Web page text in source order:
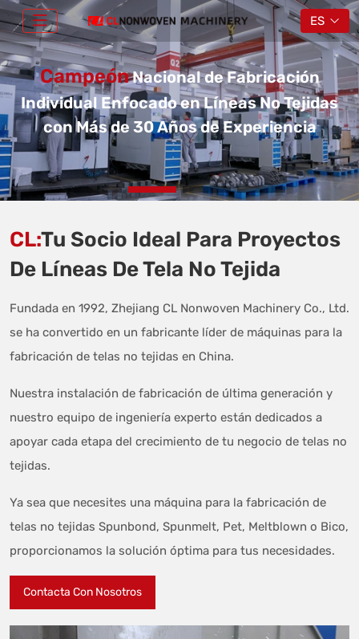
ES
CampeónNacional de Fabricación
Individual Enfocado en Líneas No Tejidas
con Más de 30 Años de Experiencia
CL:Tu Socio Ideal Para Proyectos
De Líneas De Tela No Tejida
Fundada en 1992, Zhejiang CL Nonwoven Machinery Co., Ltd.
se ha convertido en un fabricante líder de máquinas para la
fabricación de telas no tejidas en China.
Nuestra instalación de fabricación de última generación y
nuestro equipo de ingeniería experto están dedicados a
apoyar cada etapa del crecimiento de tu negocio de telas no
tejidas.
Ya sea que necesites una máquina para la fabricación de
telas no tejidas Spunbond, Spunmelt, Pet, Meltblown o Bico,
proporcionamos la solución óptima para tus necesidades.
Contacta Con Nosotros